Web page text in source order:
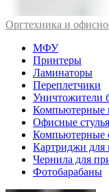
Оргтехника и
МФУ
Принтеры
Ламинаторы
Переплетчики
Уничтожители
Компьютерные
Офисные стулья
Компьютерные
Картриджи для
Чернила для
Фотобарабаны